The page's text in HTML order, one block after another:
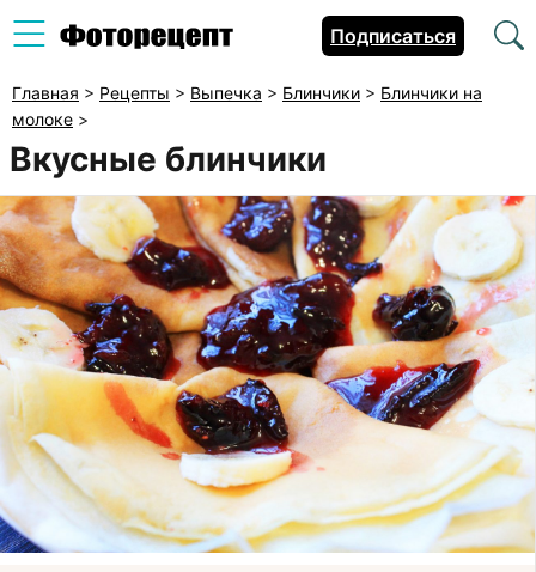
Подписаться
Главная > Рецепты > Выпечка > Блинчики > Блинчики на
молоке >
Вкусные блинчики